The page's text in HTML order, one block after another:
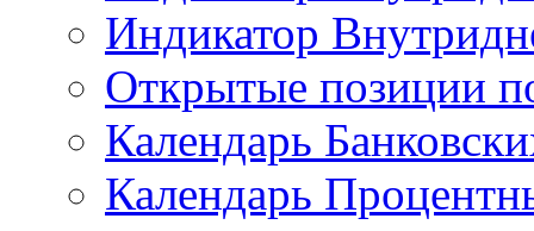
Индикатор
Открытые позиции
Календарь
Календарь